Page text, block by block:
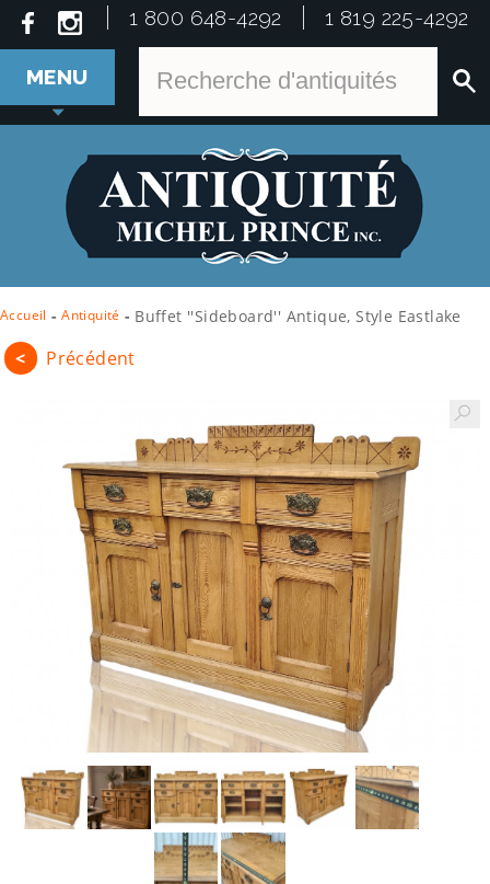
1 800 648-4292 1 819 225-4292
MENU
Accueil - Antiquité - Buffet ''sideboard'' Antique, Style Eastlake
< Précédent